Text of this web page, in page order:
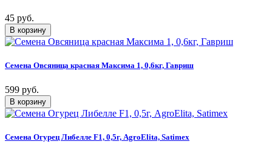
45 руб.
Семена Овсяница красная Максима 1, 0,6кг, Гавриш
599 руб.
Семена Огурец Либелле F1, 0,5г, AgroElita, Satimex